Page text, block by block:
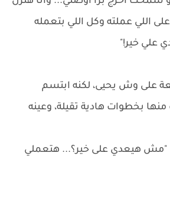
اللي عملته وكل اللي بتعمله
علي خير!"
على وش يحيى، لكنه ابتسم
بخطوات هادية تقيلة، وعينه
"مش هيعدي على خير؟... هتعملي